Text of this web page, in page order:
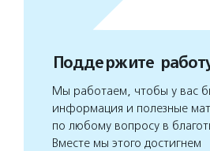
Поддержите
Мы работаем, чтобы у вас
информация и полезные
по любому вопросу в
Вместе мы этого достигнем